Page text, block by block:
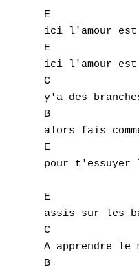
E
ici l'amour
E
ici l'amour est
C
y'a des
B
alors fais
E
pour t'essuyer
E
assis sur les
C
A apprendre
B